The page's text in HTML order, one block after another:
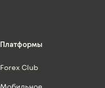
Платформы
Forex Club
Мобильное